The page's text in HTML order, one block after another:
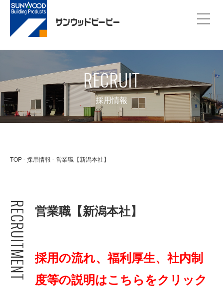
RECRUIT
採用情報
TOP 採用情報 営業職【新潟本社】
RECRUITMENT 営業職【新潟本社】
採用の流れ、福利厚生、社内制
度等の説明はこちらをクリック